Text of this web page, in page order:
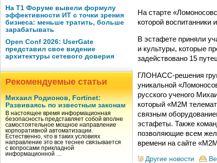
На Т1 Форуме вывели формулу
эффективности ИТ с точки зрения
бизнеса: меньше тратить, больше
зарабатывать
Open Conf 2026: UserGate
представил свое видение
архитектуры сетевого доверия
Рекомендуемые статьи
Михаил Родионов, Fortinet:
Развиваясь по известным законам
В настоящее время информационная
безопасность представляет собой вполне
самостоятельное мощное направление
корпоративной автоматизации.
Естественно, что в таких условиях
направление это все теснее связывается
с вопросами прикладной
информационной …
На старте
которой
В эстафете приняли
и культуры, которые
задействовано 15
ГЛОНАСС-решения
уникальной
русского ученого
который «М2М
связным
эстафеты. Также
позволяющие всем
времени на сайте
Другие новости